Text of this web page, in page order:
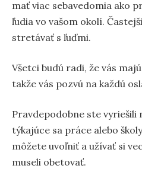
mať viac sebavedomia ako
ľudia vo vašom okolí.
stretávať s ľuďmi.
Všetci budú radi, že vás
takže vás pozvú na každú
Pravdepodobne ste vyriešili
týkajúce sa práce alebo
môžete uvoľniť a užívať si
museli obetovať.